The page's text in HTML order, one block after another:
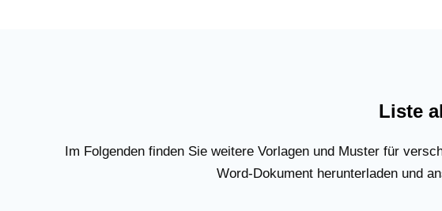
Liste
Im Folgenden finden Sie weitere Vorlagen und Muster für
Word-Dokument herunterladen und